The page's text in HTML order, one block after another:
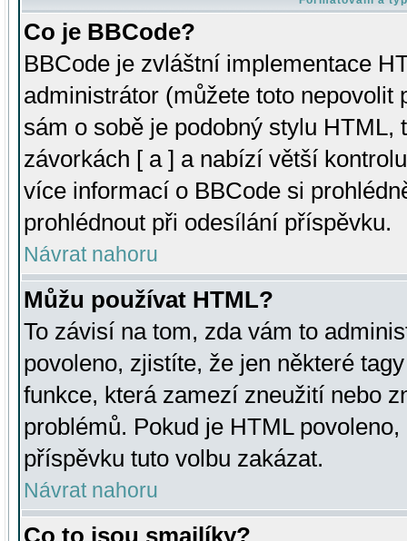
Co je BBCode?
BBCode je zvláštní implementace
administrátor (můžete toto
sám o sobě je podobný stylu HTML,
závorkách [ a ] a nabízí větší
více informací o BBCode si
prohlédnout při odesílání příspěvku.
Návrat nahoru
Můžu používat HTML?
To závisí na tom, zda vám to
povoleno, zjistíte, že jen některé
funkce, která zamezí zneužití nebo
problémů. Pokud je HTML
příspěvku tuto volbu zakázat.
Návrat nahoru
Co to jsou smajlíky?